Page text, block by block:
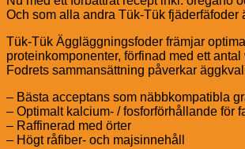
Och som alla andra Tük-Tük
Tük-Tük Äggläggningsfoder främjar
proteinkomponenter, förfinad med ett
Fodrets sammansättning påverkar
– Bästa acceptans som näbbkompatibla
– Optimalt kalcium- / fosforförhållande för
– Raffinerad med örter
– Högt råfiber- och majsinnehåll